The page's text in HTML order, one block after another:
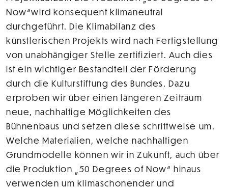
Now“wird konsequent klimaneutral
durchgeführt. Die Klimabilanz des
künstlerischen Projekts wird nach Fertigstellung
von unabhängiger Stelle zertifiziert. Auch dies
ist ein wichtiger Bestandteil der Förderung
durch die Kulturstiftung des Bundes. Dazu
erproben wir über einen längeren Zeitraum
neue, nachhaltige Möglichkeiten des
Bühnenbaus und setzen diese schrittweise um.
Welche Materialien, welche nachhaltigen
Grundmodelle können wir in Zukunft, auch über
die Produktion „50 Degrees of Now“ hinaus
verwenden um klimaschonender und